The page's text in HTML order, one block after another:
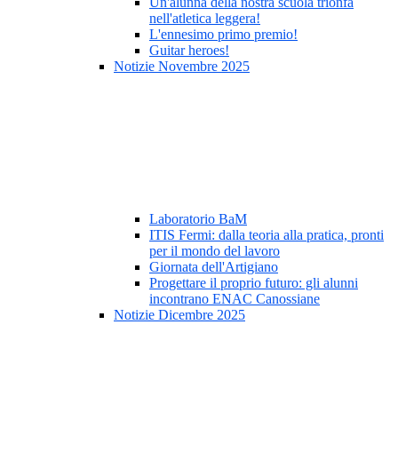
nell'atletica leggera!
L'ennesimo primo premio!
Guitar heroes!
Notizie Novembre 2025
Laboratorio BaM
ITIS Fermi: dalla teoria alla pratica, pronti
per il mondo del lavoro
Giornata dell'Artigiano
Progettare il proprio futuro: gli alunni
incontrano ENAC Canossiane
Notizie Dicembre 2025